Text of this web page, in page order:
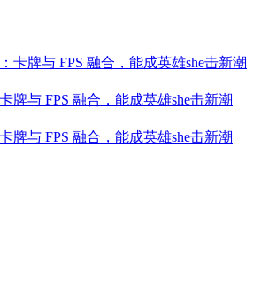
牌与 FPS 融合，能成英雄she击新潮
牌与 FPS 融合，能成英雄she击新潮